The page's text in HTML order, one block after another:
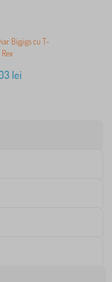
Bigjigs cu T-
Rex
lei